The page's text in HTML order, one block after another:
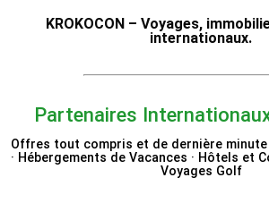
KROKOCON – Voyages,
internationaux.
Partenaires
Offres tout compris et de dernière minute
· Hébergements de Vacances · Hôtels et
Voyages Golf